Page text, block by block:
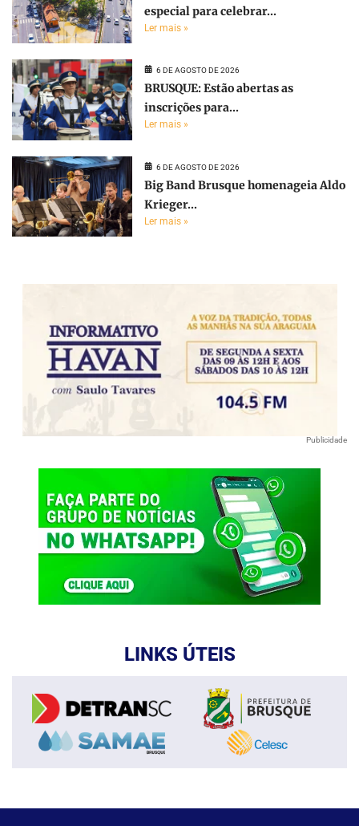
especial para celebrar...
Ler mais »
6 DE AGOSTO DE 2026
BRUSQUE: Estão abertas as
inscrições para...
Ler mais »
6 DE AGOSTO DE 2026
Big Band Brusque homenageia Aldo
Krieger...
Ler mais »
Publicidade
LINKS ÚTEIS